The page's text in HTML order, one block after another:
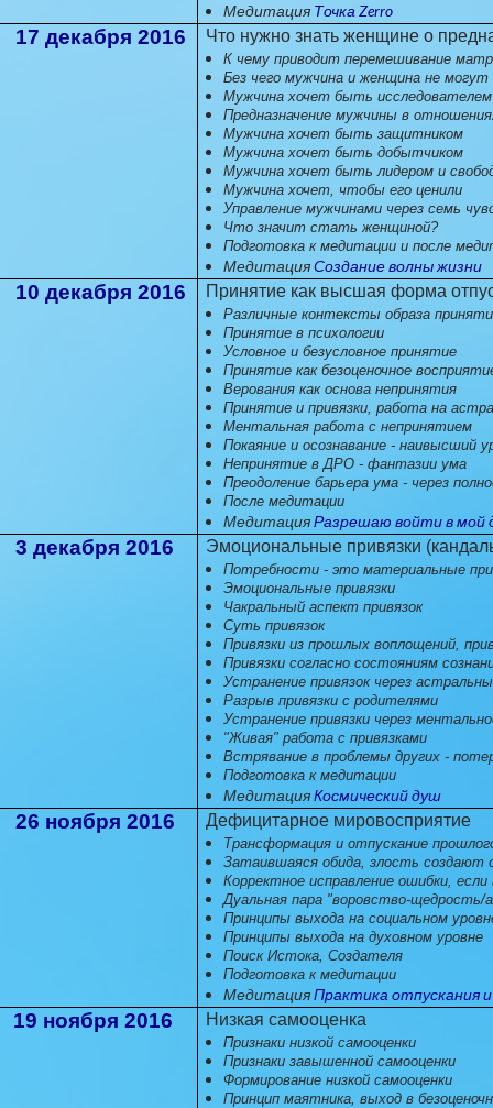
Медитация Точка Zerro
17 декабря 2016 Что нужно знать женщине о
К чему приводит перемешивание
Без чего мужчина и женщина не
Мужчина хочет быть исследователем
Предназначение мужчины в
Мужчина хочет быть защитником
Мужчина хочет быть добытчиком
Мужчина хочет быть лидером и
Мужчина хочет, чтобы его ценили
Управление мужчинами через семь
Что значит стать женщиной?
Подготовка к медитации и после
МедитацияСоздание волны жизни
10 декабря 2016 Принятие как высшая форма
Различные контексты образа
Принятие в психологии
Условное и безусловное принятие
Принятие как безоценочное
Верования как основа непринятия
Принятие и привязки, работа на
Ментальная работа с непринятием
Покаяние и осознавание - наивысший
Непринятие в ДРО - фантазии ума
Преодоление барьера ума - через
После медитации
МедитацияРазрешаю войти в мой
3 декабря 2016 Эмоциональные привязки
Потребности - это материальные
Эмоциональные привязки
Чакральный аспект привязок
Суть привязок
Привязки из прошлых воплощений,
Привязки согласно состояниям
Устранение привязок через
Разрыв привязки с родителями
Устранение привязки через
"Живая" работа с привязками
Встрявание в проблемы других -
Подготовка к медитации
МедитацияКосмический душ
26 ноября 2016 Дефицитарное мировосприятие
Трансформация и отпускание
Затаившаяся обида, злость создают
Корректное исправление ошибки,
Дуальная пара "воровство-щедрость/
Принципы выхода на социальном
Принципы выхода на духовном уровне
Поиск Истока, Создателя
Подготовка к медитации
МедитацияПрактика отпускания
19 ноября 2016 Низкая самооценка
Признаки низкой самооценки
Признаки завышенной самооценки
Формирование низкой самооценки
Принцип маятника, выход в